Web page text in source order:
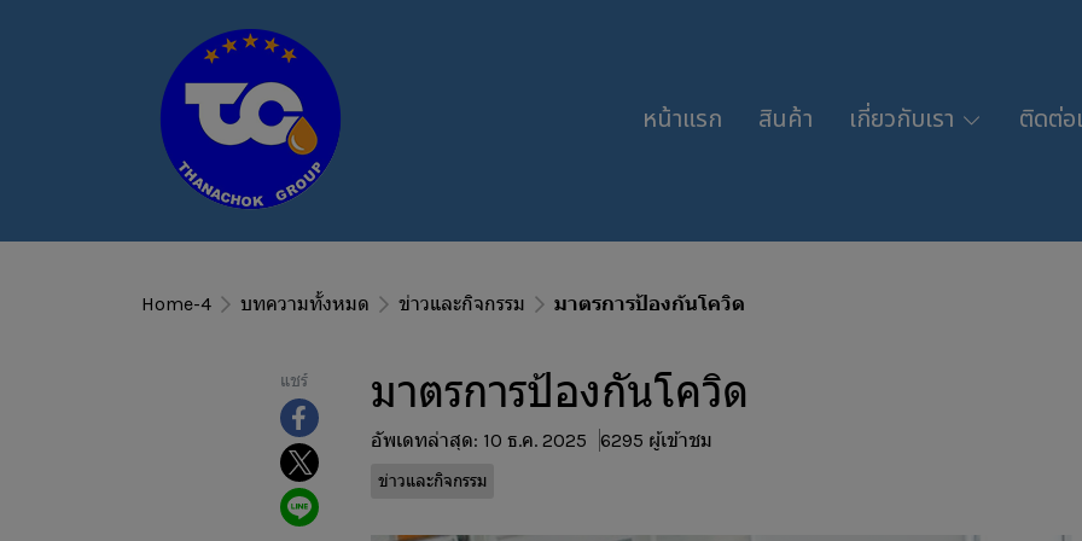
หน้าแรก สินค้า เกี่ยวกับเรา ติดต่อ
Home-4 บทความทั้งหมด ข่าวและกิจกรรม มาตรการป้องกันโควิด
แชร์ มาตรการป้องกันโควิด
อัพเดทล่าสุด: 10 ธ.ค. 2025 6295 ผู้เข้าชม
ข่าวและกิจกรรม